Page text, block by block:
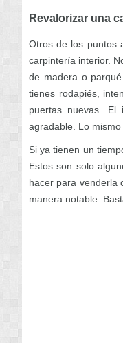
Revalorizar una
Otros de los puntos
carpintería interior.
de madera o
tienes rodapiés,
puertas nuevas.
agradable. Lo
Si ya tienen un
Estos son solo
hacer para venderla
manera notable.